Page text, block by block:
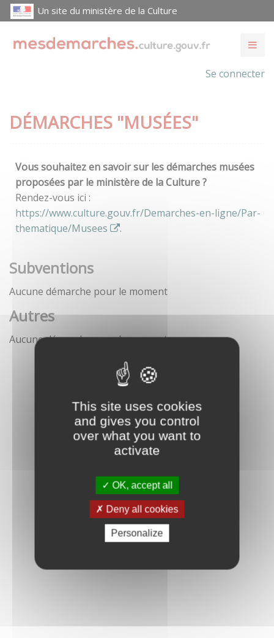
This site uses cookies
and gives you control
over what you want to
activate
OK, accept all
Deny all cookies
Personalize
Un site du ministère de la Culture
Se connecter
DÉMARCHES "MUSÉES"
Vous souhaitez en savoir sur les démarches musées
proposées par le ministère de la Culture ?
Rendez-vous ici :
https://www.culture.gouv.fr/Demarches-en-ligne/Par-
thematique/Musees
.
Subventions
Aucune démarche pour le moment
Autres
Aucune démarche pour le moment